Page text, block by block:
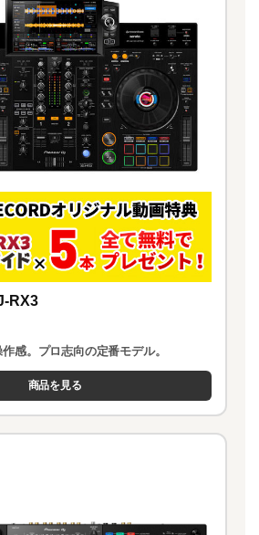
RX3
感。プロ志向の定番モデル。
商品を見る